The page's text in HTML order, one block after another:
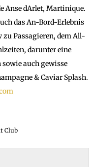
Anse dArlet, Martinique.
das An-Bord-Erlebnis
zu Passagieren, dem All-
darunter eine
auch gewisse
& Caviar Splash.
Club